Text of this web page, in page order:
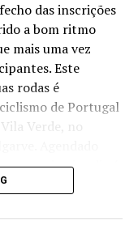
das inscrições
a bom ritmo
mais uma vez
Este
rodas é
de Portugal
Verde, no
o primeiro dia é
este Lés-
345€ para sócios de